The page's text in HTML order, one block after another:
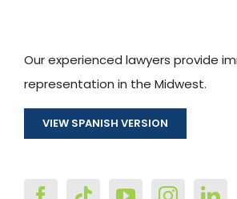
Our experienced lawyers provide
representation in the Midwest.
VIEW SPANISH VERSION